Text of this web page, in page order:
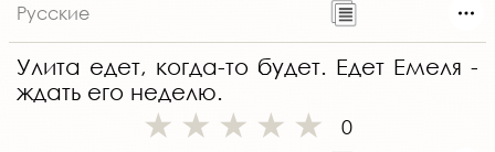
Русские
Улита едет, когда-то будет. Едет Емеля -
ждать его неделю.
0